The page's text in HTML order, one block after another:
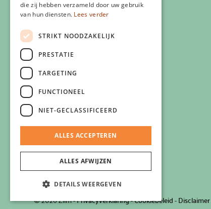
Eigen Zlim vestiging starten
Info voor artsen
Privacyverklaring
Klachtenregeling
Algemene voorwaarden
© 2026 Zlim-Privacyverklaring-Cookiebeleid-Disclaimer
die zij hebben verzameld door uw gebruik
van hun diensten. Lees verder
STRIKT NOODZAKELIJK
PRESTATIE
TARGETING
FUNCTIONEEL
NIET-GECLASSIFICEERD
ALLES ACCEPTEREN
ALLES AFWIJZEN
DETAILS WEERGEVEN